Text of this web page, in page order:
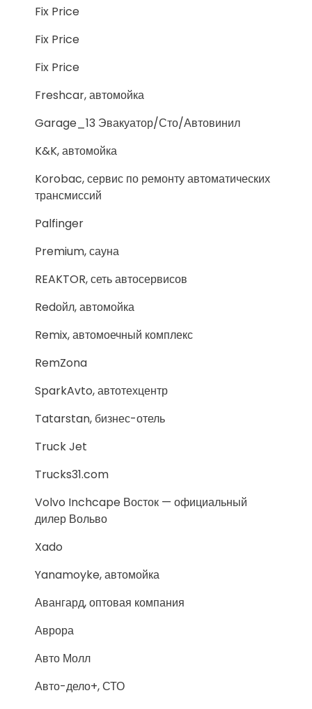
Fix Price
Fix Price
Fix Price
Freshcar, автомойка
Garage_13 Эвакуатор/Сто/Автовинил
K&K, автомойка
Korobac, сервис по ремонту автоматических
трансмиссий
Palfinger
Premium, сауна
REAKTOR, сеть автосервисов
Redойл, автомойка
Remix, автомоечный комплекс
RemZona
SparkAvto, автотехцентр
Tatarstan, бизнес-отель
Truck Jet
Trucks31.com
Volvo Inchcape Восток — официальный
дилер Вольво
Xado
Yanamoyke, автомойка
Авангард, оптовая компания
Аврора
Авто Молл
Авто-дело+, СТО